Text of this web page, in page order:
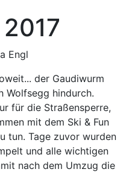
Engl
der Gaudiwurm
Wolfsegg hindurch.
für die Straßensperre,
mit dem Ski & Fun
tun. Tage zuvor wurden
und alle wichtigen
nach dem Umzug die